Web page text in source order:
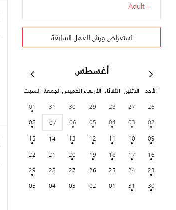
Adult
استعراض ورش العمل السابقة
أغسطس
الأحد الاثنين الثلاثاء الأربعاءالخميسالجمعة السبت
26
27
28
29
30
31
01
02
03
04
05
06
07
08
09
10
11
12
13
14
15
16
17
18
19
20
21
22
23
24
25
26
27
28
29
30
31
01
02
03
04
05